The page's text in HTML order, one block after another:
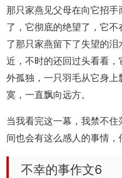
那只家燕见父母在向它招
了，它彻底的绝望了，它
了那只家燕留下了失望的
近，不时的还回过头看看
外孤独，一只羽毛从它身
寞，一直飘向远方。
当我看完这一幕，我禁不
间也会有这么感人的事情，
不幸的事作文6